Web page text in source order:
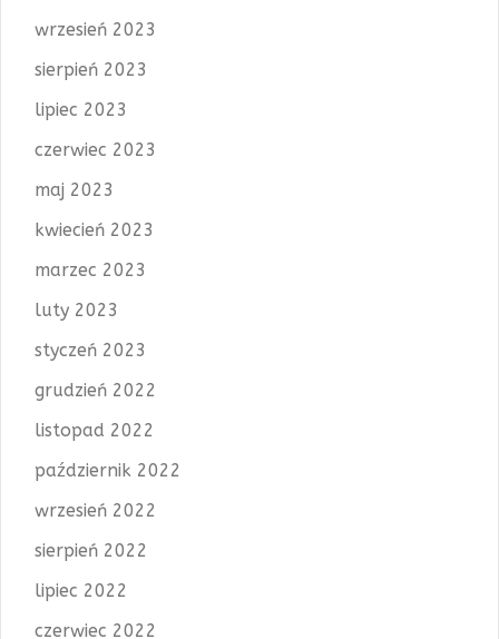
wrzesień 2023
sierpień 2023
lipiec 2023
czerwiec 2023
maj 2023
kwiecień 2023
marzec 2023
luty 2023
styczeń 2023
grudzień 2022
listopad 2022
październik 2022
wrzesień 2022
sierpień 2022
lipiec 2022
czerwiec 2022